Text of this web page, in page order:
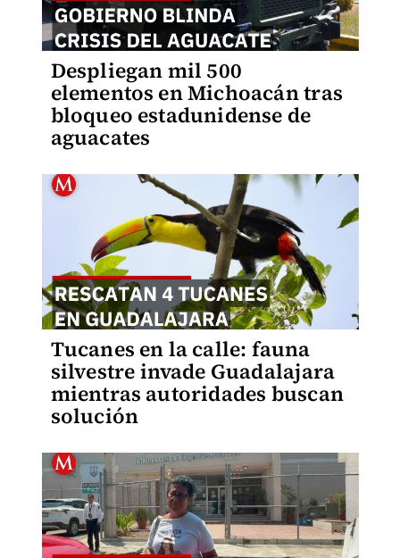
Despliegan mil 500
elementos en Michoacán tras
bloqueo estadunidense de
aguacates
Tucanes en la calle: fauna
silvestre invade Guadalajara
mientras autoridades buscan
solución